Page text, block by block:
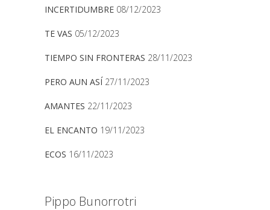
INCERTIDUMBRE 08/12/2023
TE VAS 05/12/2023
TIEMPO SIN FRONTERAS 28/11/2023
PERO AUN ASÍ 27/11/2023
AMANTES 22/11/2023
EL ENCANTO 19/11/2023
ECOS 16/11/2023
Pippo Bunorrotri